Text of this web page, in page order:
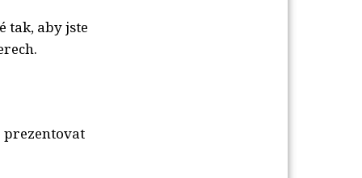
tak, aby jste
prezentovat